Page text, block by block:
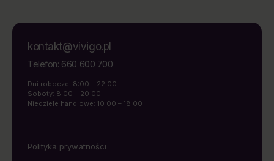
kontakt@vivigo.pl
Telefon: 660 600 700
Dni robocze: 8:00 – 22:00
Soboty: 8:00 – 20:00
Niedziele handlowe: 10:00 – 18:00
Polityka prywatności